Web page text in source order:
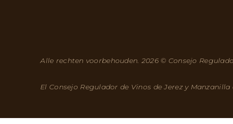
Alle rechten voorbehouden. 2026 © Consejo
El Consejo Regulador de Vinos de Jerez y